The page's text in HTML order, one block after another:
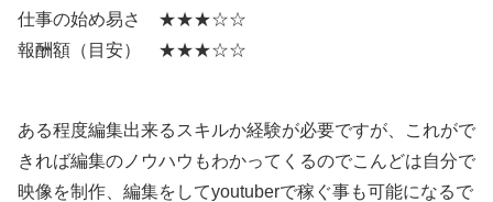
仕事の始め易さ ★★★☆☆
報酬額（目安） ★★★☆☆
ある程度編集出来るスキルか経験が必要ですが、これがで
きれば編集のノウハウもわかってくるのでこんどは自分で
映像を制作、編集をしてyoutuberで稼ぐ事も可能になるで